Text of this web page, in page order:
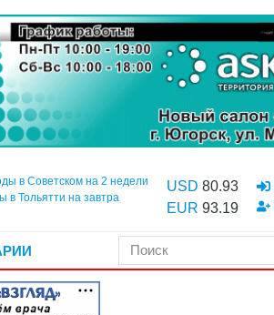
в Советском на 2 недели
в Тольятти на завтра
USD 80.93
EUR 93.19